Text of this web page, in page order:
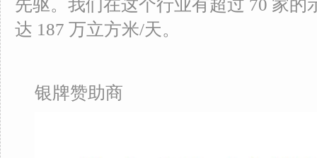
先驱。我们在这个行业有超过 70 家的
达 187 万立方米/天。
银牌赞助商